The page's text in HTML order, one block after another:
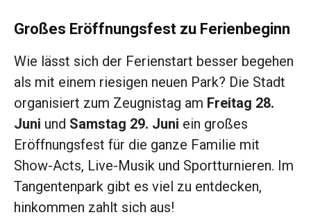
Großes Eröffnungsfest zu Ferienbeginn
Wie lässt sich der Ferienstart besser begehen
als mit einem riesigen neuen Park? Die Stadt
organisiert zum Zeugnistag am Freitag 28.
Juni und Samstag 29. Juni ein großes
Eröffnungsfest für die ganze Familie mit
Show-Acts, Live-Musik und Sportturnieren. Im
Tangentenpark gibt es viel zu entdecken,
hinkommen zahlt sich aus!